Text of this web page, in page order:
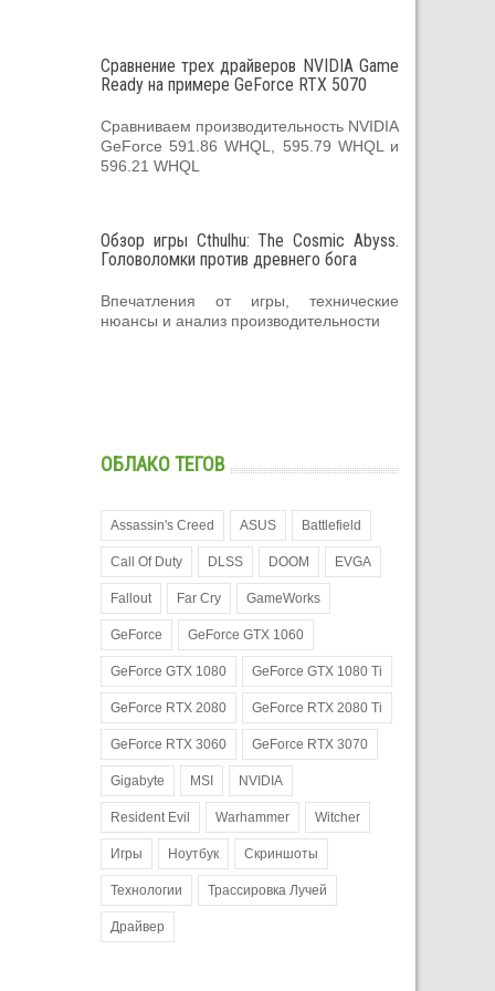
Сравнение трех драйверов NVIDIA Game
Ready на примере GeForce RTX 5070
Сравниваем производительность NVIDIA
GeForce 591.86 WHQL, 595.79 WHQL и
596.21 WHQL
Обзор игры Cthulhu: The Cosmic Abyss.
Головоломки против древнего бога
Впечатления от игры, технические
нюансы и анализ производительности
ОБЛАКО ТЕГОВ
Assassin's Creed ASUS Battlefield
Call Of Duty DLSS DOOM EVGA
Fallout Far Cry GameWorks
GeForce GeForce GTX 1060
GeForce GTX 1080 GeForce GTX 1080 Ti
GeForce RTX 2080 GeForce RTX 2080 Ti
GeForce RTX 3060 GeForce RTX 3070
Gigabyte MSI NVIDIA
Resident Evil Warhammer Witcher
Игры Ноутбук Скриншоты
Технологии Трассировка Лучей
Драйвер